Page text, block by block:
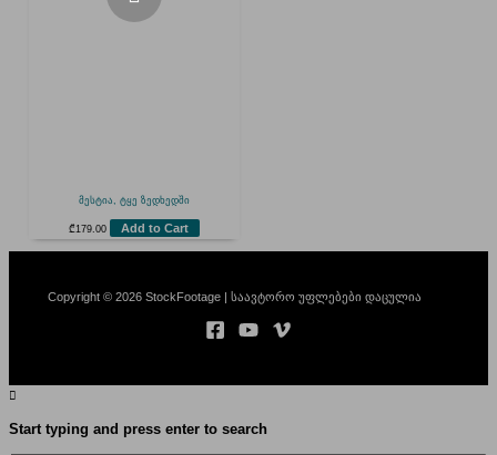
მესტია, ტყე ზედხედში
₾179.00 Add to Cart
Copyright © 2026 StockFootage | საავტორო უფლებები დაცულია
Start typing and press enter to search